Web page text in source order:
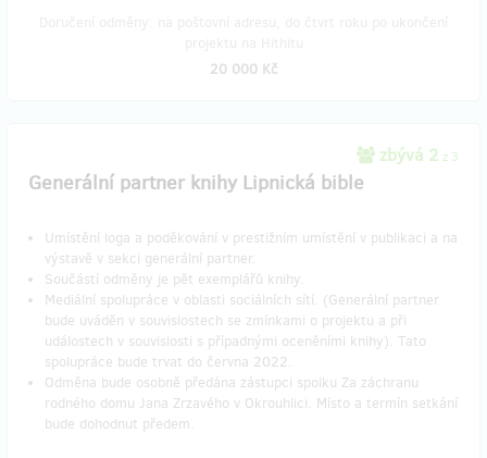
20 000 Kč
zbývá 2 z 3
Generální partner knihy Lipnická bible
Umístění loga a poděkování v prestižním umístění v publikaci a na
výstavě v sekci generální partner.
Součástí odměny je pět exemplářů knihy.
Mediální spolupráce v oblasti sociálních sítí. (Generální partner
bude uváděn v souvislostech se zmínkami o projektu a při
událostech v souvislosti s případnými oceněními knihy). Tato
spolupráce bude trvat do června 2022.
Odměna bude osobně předána zástupci spolku Za záchranu
rodného domu Jana Zrzavého v Okrouhlici. Místo a termín setkání
bude dohodnut předem.